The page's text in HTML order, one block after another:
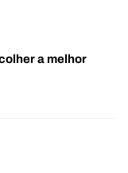
a melhor